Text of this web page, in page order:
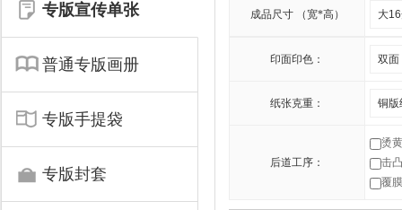
专版宣传单张
普通专版画册
专版手提袋
专版封套
成品尺寸 （宽*高）
印面印色：
纸张克重：
后道工序：
烫
击凸
覆膜